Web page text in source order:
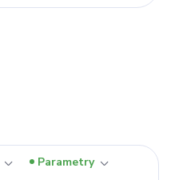
Parametry